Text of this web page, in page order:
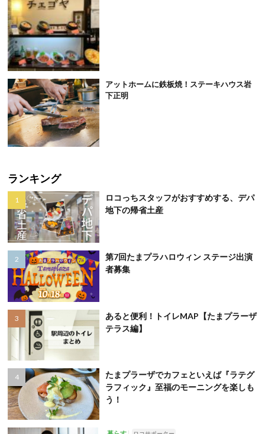
アットホームに鉄板焼！ステーキハウス岩
下正明
ランキング
ロコっちスタッフがおすすめする、デパ
地下の帰省土産
第7回たまプラハロウィン ステージ出演
者募集
あると便利！トイレMAP【たまプラーザ
テラス編】
たまプラーザでカフェといえば『ラテグ
ラフィック』至福のモーニングを楽しも
う！